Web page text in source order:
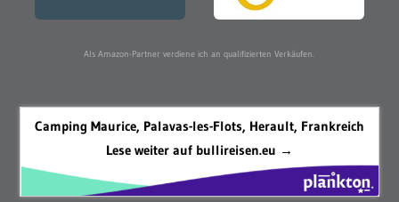
Als Amazon-Partner verdiene ich an qualifizierten Verkäufen.
Camping Maurice, Palavas-les-Flots, Herault, Frankreich
Lese weiter auf bullireisen.eu →